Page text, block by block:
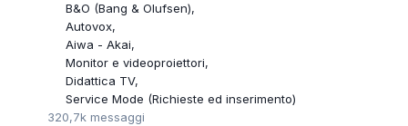
B&O (Bang & Olufsen)
Autovox
Aiwa - Akai
Monitor e videoproiettori
Didattica TV
Service Mode (Richieste ed inserimento)
320,7k messaggi